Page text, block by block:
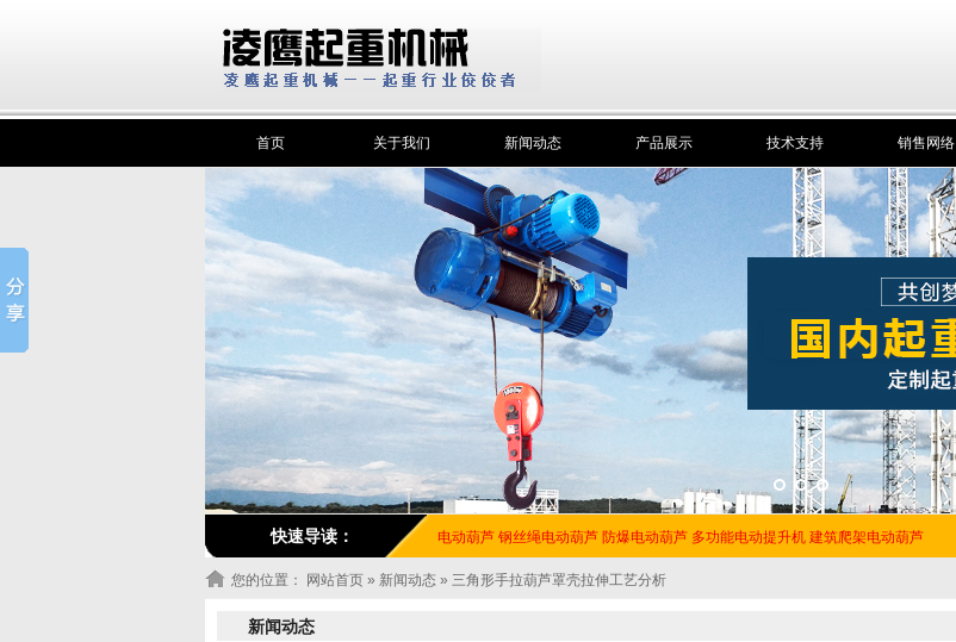
首页 关于我们 新闻动态 产品展示 技术支持 销售网络
快速导读： 电动葫芦 钢丝绳电动葫芦 防爆电动葫芦 多功能电动提升机 建筑爬架电动葫芦
您的位置： 网站首页 » 新闻动态 » 三角形手拉葫芦罩壳拉伸工艺分析
新闻动态